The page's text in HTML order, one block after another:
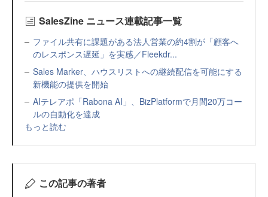
SalesZine ニュース連載記事一覧
ファイル共有に課題がある法人営業の約4割が「顧客へ
のレスポンス遅延」を実感／Fleekdr...
Sales Marker、ハウスリストへの継続配信を可能にする
新機能の提供を開始
AIテレアポ「Rabona AI」、BizPlatformで月間20万コー
ルの自動化を達成
もっと読む
この記事の著者